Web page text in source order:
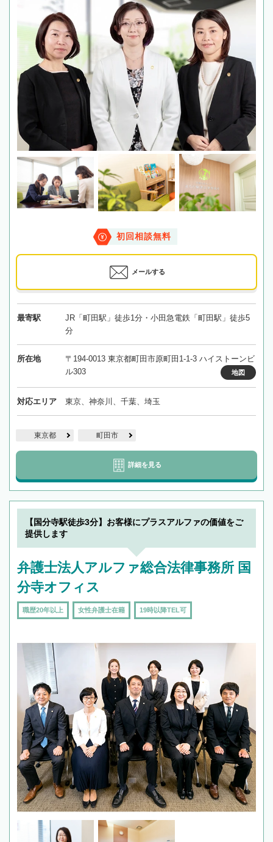
初回相談無料
メールする
最寄駅
JR「町田駅」徒歩1分・小田急電鉄「町田駅」徒歩5
分
所在地
〒194-0013 東京都町田市原町田1-1-3 ハイストーンビ
ル303
地図
対応エリア 東京、神奈川、千葉、埼玉
東京都 町田市
詳細を見る
【国分寺駅徒歩3分】お客様にプラスアルファの価値をご
提供します
弁護士法人アルファ総合法律事務所 国
分寺オフィス
職歴20年以上 女性弁護士在籍 19時以降TEL可